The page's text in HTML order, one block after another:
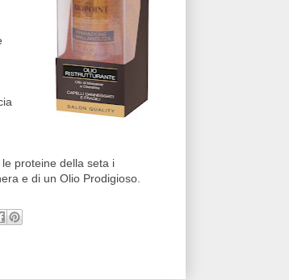
proteine della seta i
e di un Olio Prodigioso.